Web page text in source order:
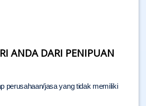
ANDA DARI PENIPUAN
perusahaan/jasa yang tidak memiliki